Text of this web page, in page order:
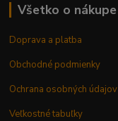
Všetko o nákupe
Doprava a platba
Obchodné podmienky
Ochrana osobných údajov
Veľkostné tabuľky